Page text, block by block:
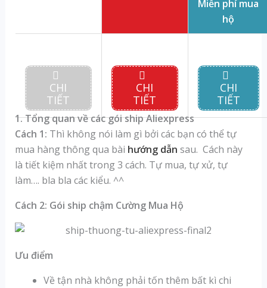
Miễn phí mua
hộ
CHI
TIẾT
CHI
TIẾT
CHI
TIẾT
1. Tổng quan về các gói ship Aliexpress
Cách 1: Thì không nói làm gì bởi các bạn có thể tự
mua hàng thông qua bài hướng dẫn sau. Cách này
là tiết kiệm nhất trong 3 cách. Tự mua, tự xử, tự
làm…. bla bla các kiểu. ^^
Cách 2: Gói ship chậm Cường Mua Hộ
Ưu điểm
Về tận nhà không phải tốn thêm bất kì chi